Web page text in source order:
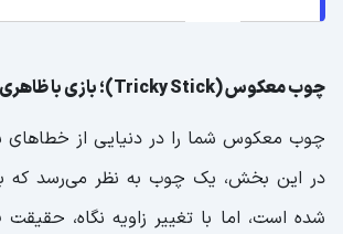
چوب معکوس (Tricky Stick)؛ بازی با ظاهری غیرممکن
چوب معکوس شما را در دنیایی از خطاهای
در این بخش، یک چوب به نظر می‌رسد که
شده است، اما با تغییر زاویه نگاه،